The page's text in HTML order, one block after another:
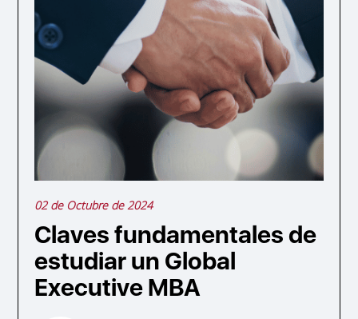
02 de Octubre de 2024
Claves fundamentales de
estudiar un Global
Executive MBA